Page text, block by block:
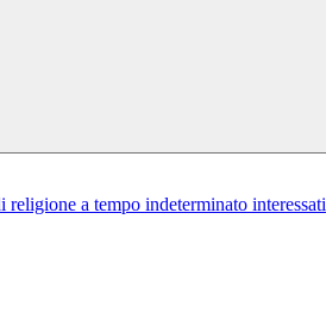
a tempo indeterminato interessati